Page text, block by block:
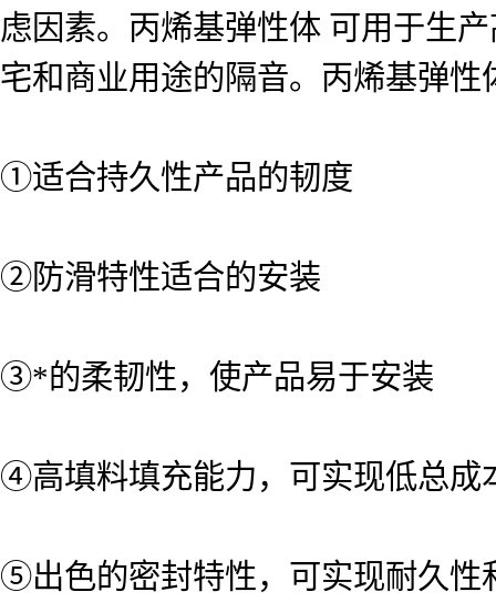
虑因素。丙烯基弹性体 可用于生
宅和商业用途的隔音。丙烯基弹
①适合持久性产品的韧度
②防滑特性适合的安装
③*的柔韧性，使产品易于安装
④高填料填充能力，可实现低总成
⑤出色的密封特性，可实现耐久性